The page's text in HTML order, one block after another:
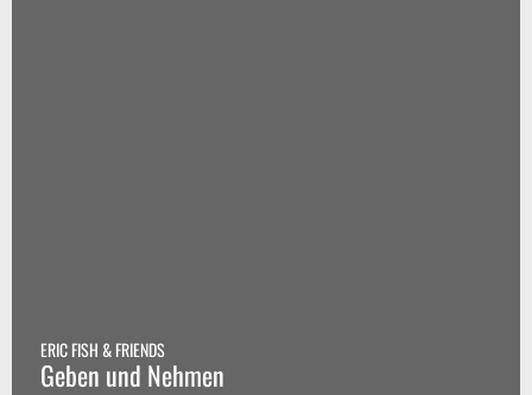
ERIC FISH & FRIENDS
Geben und Nehmen